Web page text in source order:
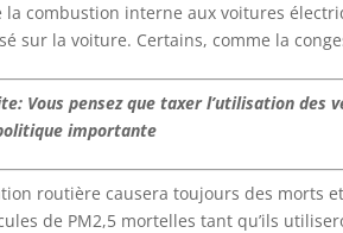
la combustion interne aux voitures
sur la voiture. Certains, comme la
Vous pensez que taxer l’utilisation des
importante
routière causera toujours des morts
de PM2,5 mortelles tant qu’ils